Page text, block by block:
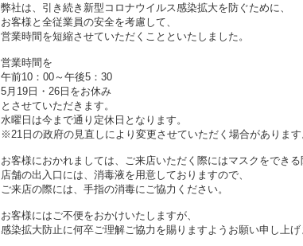
弊社は、引き続き新型コロナウイルス感染拡大を防ぐために、
お客様と全従業員の安全を考慮して、
営業時間を短縮させていただくことといたしました。
営業時間を
午前10：00～午後5：30
5月19日・26日をお休み
とさせていただきます。
水曜日は今まで通り定休日となります。
※21日の政府の見直しにより変更させていただく場合があります
お客様におかれましては、ご来店いただく際にはマスクをできる
店舗の出入口には、消毒液を用意しておりますので、
ご来店の際には、手指の消毒にご協力ください。
お客様にはご不便をおかけいたしますが、
感染拡大防止に何卒ご理解ご協力を賜りますようお願い申し上げ